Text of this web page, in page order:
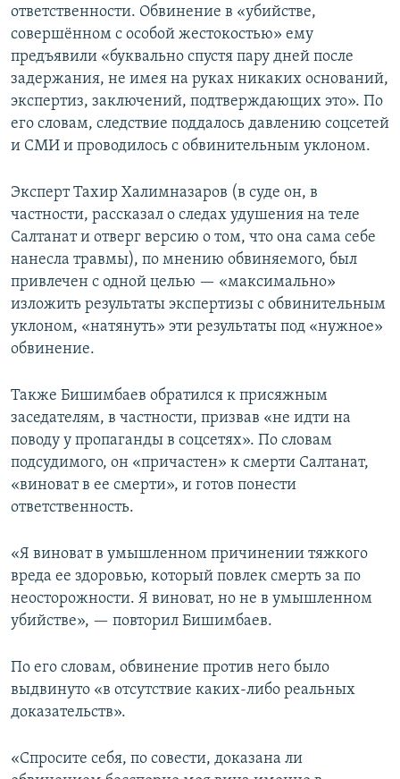
ответственности. Обвинение в «убийстве,
совершённом с особой жестокостью» ему
предъявили «буквально спустя пару дней после
задержания, не имея на руках никаких оснований,
экспертиз, заключений, подтверждающих это». По
его словам, следствие поддалось давлению соцсетей
и СМИ и проводилось с обвинительным уклоном.
Эксперт Тахир Халимназаров (в суде он, в
частности, рассказал о следах удушения на теле
Салтанат и отверг версию о том, что она сама себе
нанесла травмы), по мнению обвиняемого, был
привлечен с одной целью — «максимально»
изложить результаты экспертизы с обвинительным
уклоном, «натянуть» эти результаты под «нужное»
обвинение.
Также Бишимбаев обратился к присяжным
заседателям, в частности, призвав «не идти на
поводу у пропаганды в соцсетях». По словам
подсудимого, он «причастен» к смерти Салтанат,
«виноват в ее смерти», и готов понести
ответственность.
«Я виноват в умышленном причинении тяжкого
вреда ее здоровью, который повлек смерть за по
неосторожности. Я виноват, но не в умышленном
убийстве», — повторил Бишимбаев.
По его словам, обвинение против него было
выдвинуто «в отсутствие каких-либо реальных
доказательств».
«Спросите себя, по совести, доказана ли